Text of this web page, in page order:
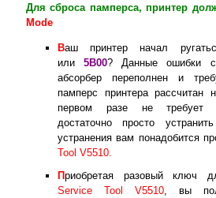
Для сброса памперса, принтер
Mode
Ваш принтер начал
или5B00? Данные ошибки
абсорбер переполнен и
памперс принтера
первом разе не требует
достаточно просто
устранения вам понадобится
Tool V5510.
Приобретая разовый ключ
Service Tool V5510 , вы